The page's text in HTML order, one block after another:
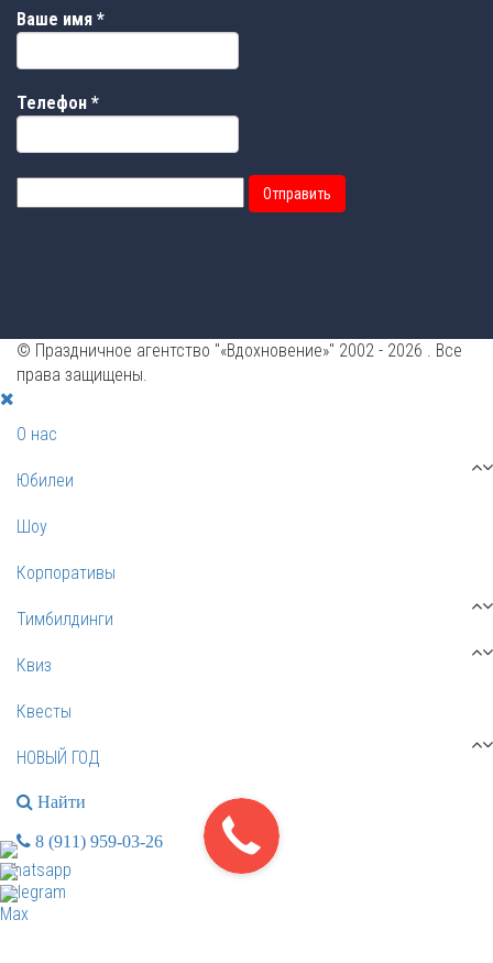
Ваше имя *
Телефон *
Отправить
© Праздничное агентство "«Вдохновение»" 2002 - 2026 . Все
права защищены.
О нас
Юбилеи
Шоу
Корпоративы
Тимбилдинги
Квиз
Квесты
НОВЫЙ ГОД
Найти
8 (911) 959-03-26